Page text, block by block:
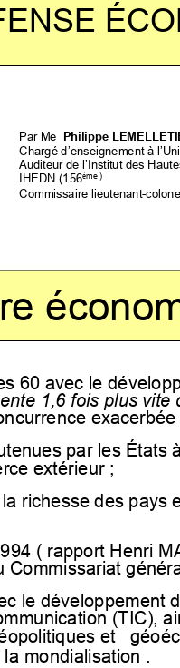
Par Me Philippe
Chargé d’enseignement à
Auditeur de l’Institut des
IHEDN (156ème )
Commissaire lieutenant-
60 avec le
1,6 fois plus vite
exacerbée
par les États
extérieur ;
richesse des pays
( rapport Henri
Commissariat
le développement
cation (TIC),
et
mondialisation .